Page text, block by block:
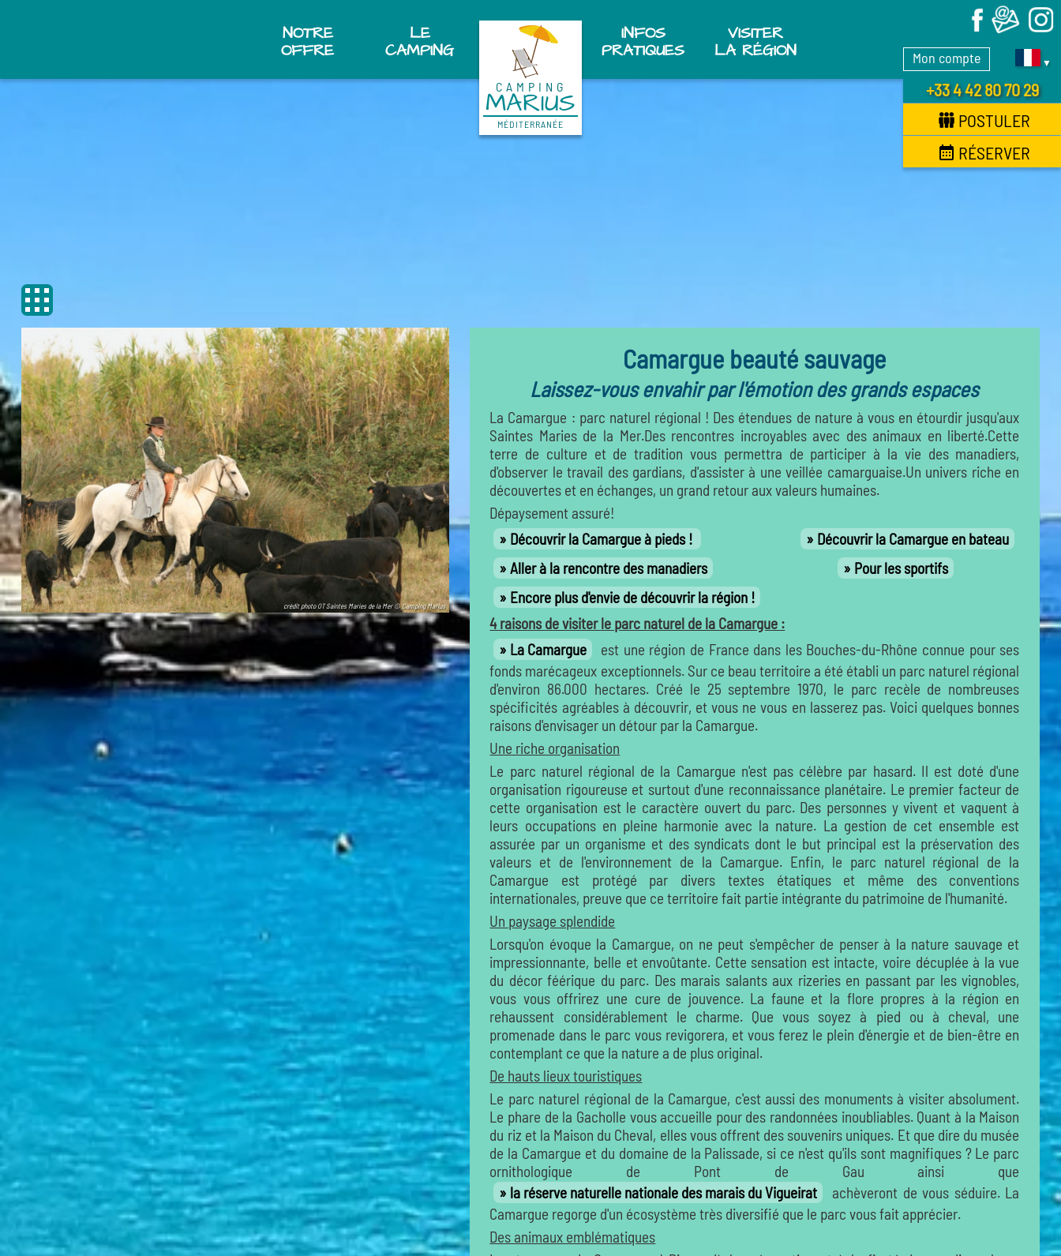
NOTRE
OFFRE
LE
CAMPING
INFOS
PRATIQUES
VISITER
LA RÉGION
CAMPING
MARIUS
MÉDITERRANÉE
Mon compte ▼
+33 4 42 80 70 29
POSTULER
RÉSERVER
X
crédit photo OT Saintes Maries de la Mer © Camping Marius
Camargue beauté sauvage
Laissez-vous envahir par l'émotion des grands espaces
La Camargue : parc naturel régional ! Des étendues de nature à vous en étourdir jusqu'aux
Saintes Maries de la Mer.Des rencontres incroyables avec des animaux en liberté.Cette
terre de culture et de tradition vous permettra de participer à la vie des manadiers,
d'observer le travail des gardians, d'assister à une veillée camarguaise.Un univers riche en
découvertes et en échanges, un grand retour aux valeurs humaines.
Dépaysement assuré!
Découvrir la Camargue à pieds !
Découvrir la Camargue en bateau
Aller à la rencontre des manadiers
Pour les sportifs
Encore plus d'envie de découvrir la région !
4 raisons de visiter le parc naturel de la Camargue :
La Camargue
est une région de France dans les Bouches-du-Rhône connue pour ses
fonds marécageux exceptionnels. Sur ce beau territoire a été établi un parc naturel régional
d'environ 86.000 hectares. Créé le 25 septembre 1970, le parc recèle de nombreuses
spécificités agréables à découvrir, et vous ne vous en lasserez pas. Voici quelques bonnes
raisons d'envisager un détour par la Camargue.
Une riche organisation
Le parc naturel régional de la Camargue n'est pas célèbre par hasard. Il est doté d'une
organisation rigoureuse et surtout d'une reconnaissance planétaire. Le premier facteur de
cette organisation est le caractère ouvert du parc. Des personnes y vivent et vaquent à
leurs occupations en pleine harmonie avec la nature. La gestion de cet ensemble est
assurée par un organisme et des syndicats dont le but principal est la préservation des
valeurs et de l'environnement de la Camargue. Enfin, le parc naturel régional de la
Camargue est protégé par divers textes étatiques et même des conventions
internationales, preuve que ce territoire fait partie intégrante du patrimoine de l'humanité.
Un paysage splendide
Lorsqu'on évoque la Camargue, on ne peut s'empêcher de penser à la nature sauvage et
impressionnante, belle et envoûtante. Cette sensation est intacte, voire décuplée à la vue
du décor féérique du parc. Des marais salants aux rizeries en passant par les vignobles,
vous vous offrirez une cure de jouvence. La faune et la flore propres à la région en
rehaussent considérablement le charme. Que vous soyez à pied ou à cheval, une
promenade dans le parc vous revigorera, et vous ferez le plein d'énergie et de bien-être en
contemplant ce que la nature a de plus original.
De hauts lieux touristiques
Le parc naturel régional de la Camargue, c'est aussi des monuments à visiter absolument.
Le phare de la Gacholle vous accueille pour des randonnées inoubliables. Quant à la Maison
du riz et la Maison du Cheval, elles vous offrent des souvenirs uniques. Et que dire du musée
de la Camargue et du domaine de la Palissade, si ce n'est qu'ils sont magnifiques ? Le parc
ornithologique de Pont de Gau ainsi que
la réserve naturelle nationale des marais du Vigueirat
achèveront de vous séduire. La
Camargue regorge d'un écosystème très diversifié que le parc vous fait apprécier.
Des animaux emblématiques